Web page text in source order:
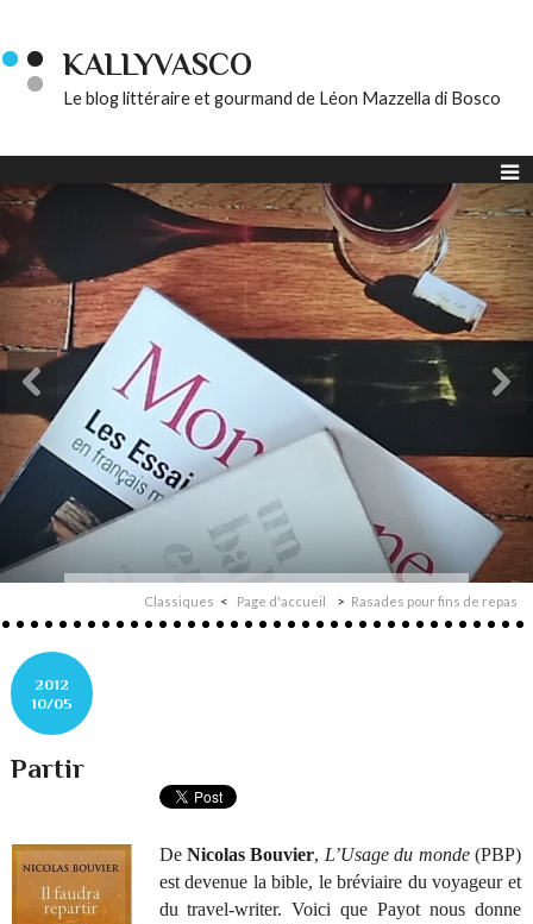
KALLYVASCO
Le blog littéraire et gourmand de Léon Mazzella di Bosco
Classiques Page d'accueil Rasades pour fins de repas
2012
10/05
Partir
De Nicolas Bouvier, L’Usage du monde(PBP)
est devenue la bible, le bréviaire du voyageur et
du travel-writer. Voici que Payot nous donne